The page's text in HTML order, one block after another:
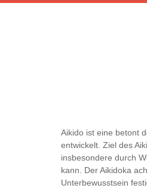
Aikido ist eine betont
entwickelt. Ziel des
insbesondere durch
kann. Der Aikidoka
Unterbewusstsein